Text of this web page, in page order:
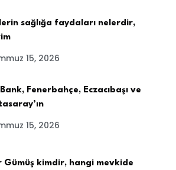
sağlığa faydaları nelerdir,
15, 2026
Fenerbahçe, Eczacıbaşı ve
15, 2026
Gümüş kimdir, hangi mevkide